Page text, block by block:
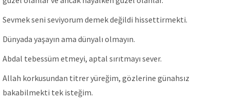
Sevmek seni seviyorum demek değildi hissettirmekti.
Dünyada yaşayın ama dünyalı olmayın.
Abdal tebessüm etmeyi, aptal sırıtmayı sever.
Allah korkusundan titrer yüreğim, gözlerine günahsız
bakabilmekti tek isteğim.